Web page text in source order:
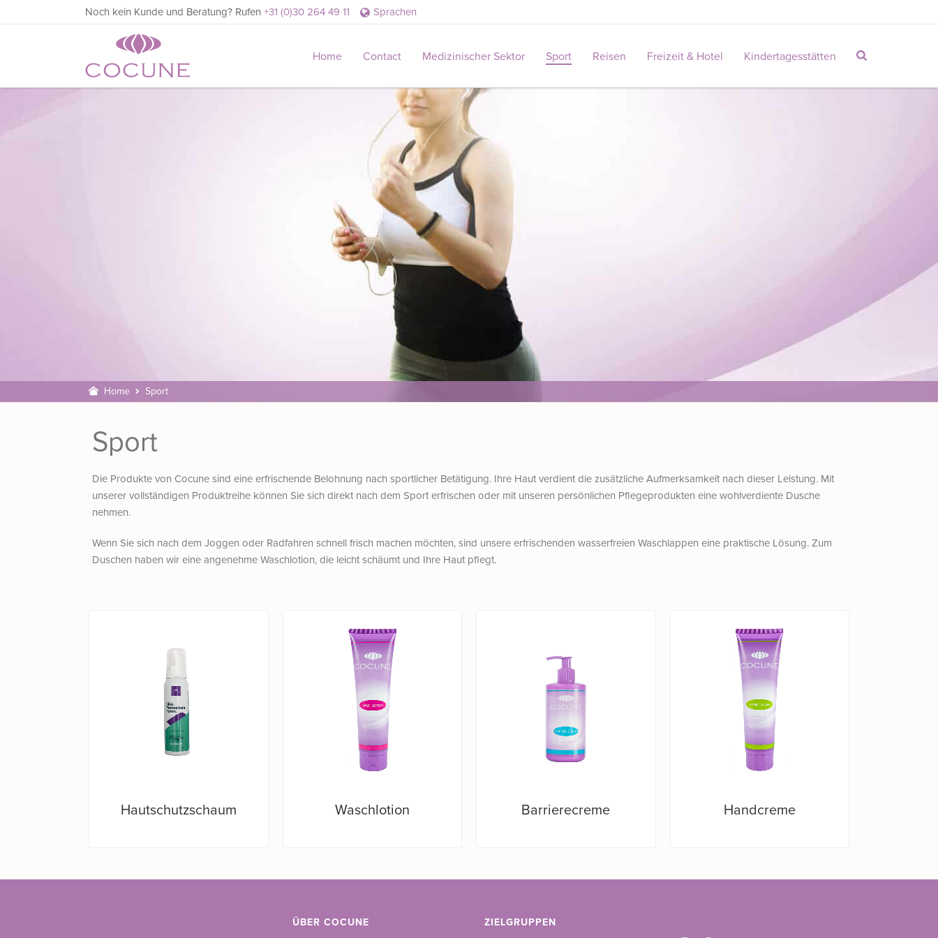
Noch kein Kunde und Beratung? Rufen +31 (0)30 264 49 11 Sprachen
Home Contact Medizinischer Sektor Sport Reisen Freizeit & Hotel Kindertagesstätten
Home Sport
Sport
Die Produkte von Cocune sind eine erfrischende Belohnung nach sportlicher Betätigung. Ihre Haut verdient die zusätzliche Aufmerksamkeit nach dieser Leistung. Mit
unserer vollständigen Produktreihe können Sie sich direkt nach dem Sport erfrischen oder mit unseren persönlichen Pflegeprodukten eine wohlverdiente Dusche
nehmen.
Wenn Sie sich nach dem Joggen oder Radfahren schnell frisch machen möchten, sind unsere erfrischenden wasserfreien Waschlappen eine praktische Lösung. Zum
Duschen haben wir eine angenehme Waschlotion, die leicht schäumt und Ihre Haut pflegt.
Hautschutzschaum Waschlotion Barrierecreme Handcreme
ÜBER COCUNE ZIELGRUPPEN